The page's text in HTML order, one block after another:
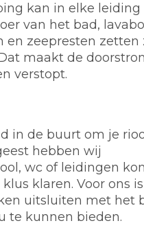
kan in elke leiding
van het bad,
en zeepresten zetten
maakt de
verstopt.
in de buurt om je
hebben wij
wc of leidingen
klaren. Voor ons is
uitsluiten met het
te kunnen bieden.